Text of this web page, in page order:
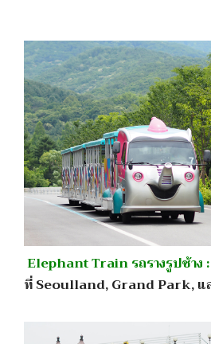
Elephant Train รถรางรูปช้าง :
ที่Seoulland, Grand Park,